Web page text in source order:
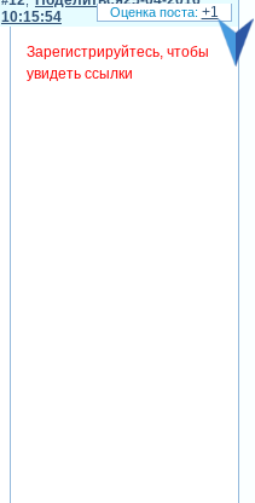
10:15:54
Зарегистрируйтесь, чтобы
увидеть ссылки
+1